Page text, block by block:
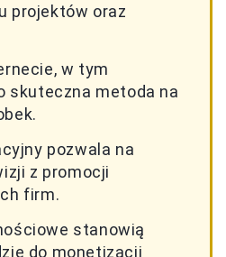
projektów oraz
w tym
skuteczna metoda na
pozwala na
z promocji
firm.
stanowią
do monetizacji